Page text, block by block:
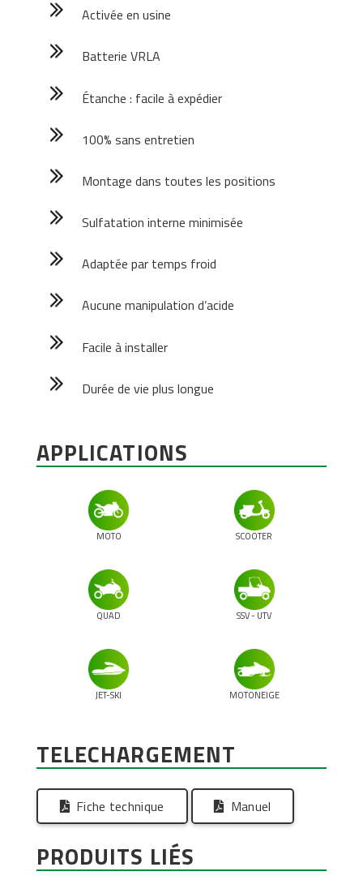
Activée en usine
Batterie VRLA
Étanche : facile à expédier
100% sans entretien
Montage dans toutes les positions
Sulfatation interne minimisée
Adaptée par temps froid
Aucune manipulation d’acide
Facile à installer
Durée de vie plus longue
APPLICATIONS
MOTO SCOOTER
QUAD SSV - UTV
JET-SKI MOTONEIGE
TELECHARGEMENT
Fiche technique Manuel
PRODUITS LIÉS